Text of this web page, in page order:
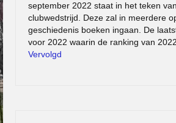
september 2022 staat in het teken
clubwedstrijd. Deze zal in meerdere
geschiedenis boeken ingaan. De
voor 2022 waarin de ranking van
Vervolgd